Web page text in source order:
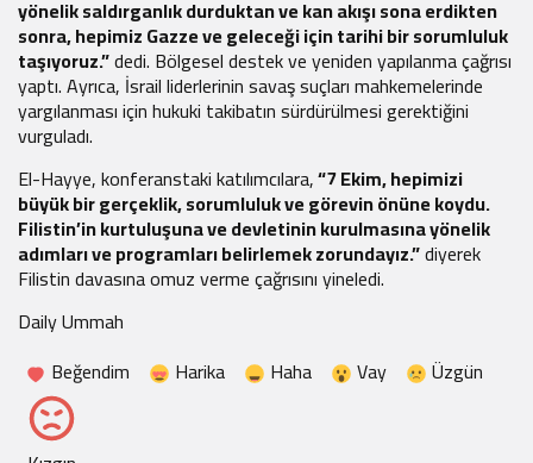
yönelik saldırganlık durduktan ve kan akışı sona erdikten
sonra, hepimiz Gazze ve geleceği için tarihi bir sorumluluk
taşıyoruz.”dedi. Bölgesel destek ve yeniden yapılanma çağrısı
yaptı. Ayrıca, İsrail liderlerinin savaş suçları mahkemelerinde
yargılanması için hukuki takibatın sürdürülmesi gerektiğini
vurguladı.
El-Hayye, konferanstaki katılımcılara,“7 Ekim, hepimizi
büyük bir gerçeklik, sorumluluk ve görevin önüne koydu.
Filistin’in kurtuluşuna ve devletinin kurulmasına yönelik
adımları ve programları belirlemek zorundayız.”diyerek
Filistin davasına omuz verme çağrısını yineledi.
Daily Ummah
Beğendim
Harika Haha Vay Üzgün